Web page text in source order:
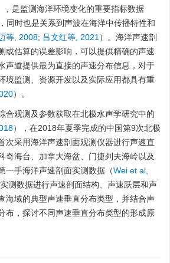
，是监测海洋环境变化的重要指标数据
同时也是关系到声波在海洋中传播特性和
等, 2008; 吕文红等, 2021 ）。海洋声速剖
或估算的误差影响，可以提供精确的声速
声道提供最为直接的声速分布信息，对于
境监测、资源开发以及实际应用都具有重
）。
合观测及参数获取在北极水声学研究中的
），在2018年夏季完成的中国第9次北极
次采用海洋声速剖面观测仪器进行声速直
奇海台、加拿大海盆、门捷列夫海岭以及
一手海洋声速剖面实测数据（Wei et al,
测数据进行声速剖面结构、声速跃层和声
海域的典型声速垂直分布类型，并结合声
布，探讨不同声速垂直分布类型的形成原